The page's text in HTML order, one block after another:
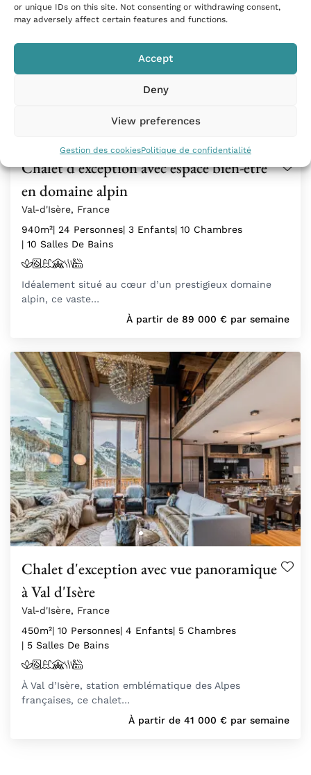
or unique IDs on this site. Not consenting or withdrawing consent,
may adversely affect certain features and functions.
Accept
Deny
View preferences
Gestion des cookiesPolitique de confidentialité
Chalet d'exception avec espace bien-être
en domaine alpin
Val-d'Isère, France
940m²| 24 Personnes| 3 Enfants| 10 Chambres
| 10 Salles De Bains
Idéalement situé au cœur d’un prestigieux domaine
alpin, ce vaste…
À partir de 89 000 € par semaine
Chalet d'exception avec vue panoramique
à Val d'Isère
Val-d'Isère, France
450m²| 10 Personnes| 4 Enfants| 5 Chambres
| 5 Salles De Bains
À Val d’Isère, station emblématique des Alpes
françaises, ce chalet…
À partir de 41 000 € par semaine